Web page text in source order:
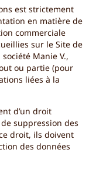
est strictement
en matière de
commerciale
sur le Site de
Manie V.,
ou partie (pour
liées à la
d’un droit
suppression des
droit, ils doivent
des données